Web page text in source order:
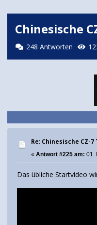
Chinesische
248 Antworten
Re: Chinesische CZ-
« Antwort #225 am: 01.
Das übliche Startvideo